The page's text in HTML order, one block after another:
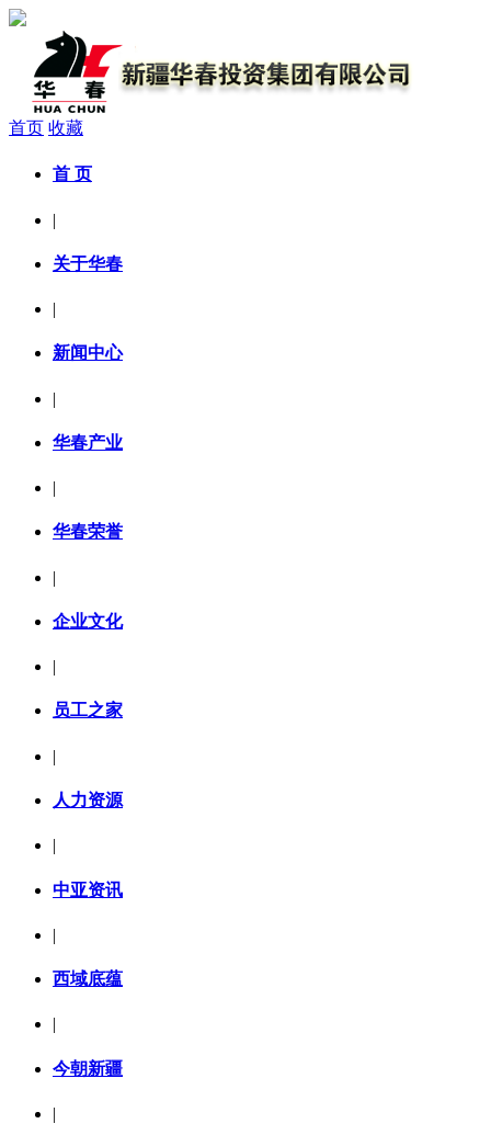
首页 收藏
首 页
|
关于华春
|
新闻中心
|
华春产业
|
华春荣誉
|
企业文化
|
员工之家
|
人力资源
|
中亚资讯
|
西域底蕴
|
今朝新疆
|